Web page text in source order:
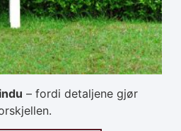
– fordi detaljene gjør